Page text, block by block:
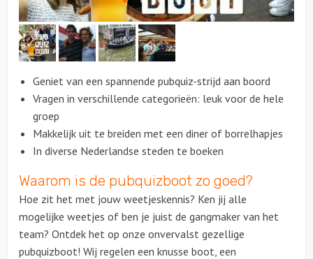
Citygames
Quizzen en spellen
Speurtochten
Sportieve activiteiten
Dinerspellen
Workshops
Creatieve workshops
Culinaire workshops
Geniet van een spannende pubquiz-strijd aan boord
Vragen in verschillende categorieën: leuk voor de hele
groep
Makkelijk uit te breiden met een diner of borrelhapjes
In diverse Nederlandse steden te boeken
Waarom is de pubquizboot zo goed?
Hoe zit het met jouw weetjeskennis? Ken jij alle
mogelijke weetjes of ben je juist de gangmaker van het
team? Ontdek het op onze onvervalst gezellige
pubquizboot! Wij regelen een knusse boot, een